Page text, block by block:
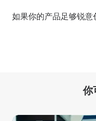
如果你的产品足够锐意
你